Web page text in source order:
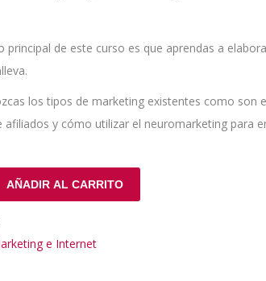
principal de este curso es que aprendas a
los tipos de marketing existentes como son
afiliados y cómo utilizar el neuromarketing para
AÑADIR AL CARRITO
e Internet